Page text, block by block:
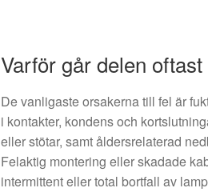
Varför går delen
De vanligaste orsakerna till fel är
i kontakter, kondens och
eller stötar, samt åldersrelaterad
Felaktig montering eller skadade
intermittent eller total bortfall av